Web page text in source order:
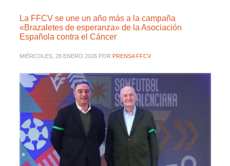
La FFCV se une un año más a la campaña
«Brazaletes de esperanza» de la Asociación
Española contra el Cáncer
MIÉRCOLES, 28 ENERO 2026 POR PRENSA FFCV